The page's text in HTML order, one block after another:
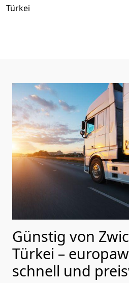
Türkei
Günstig von
Türkei –
schnell und